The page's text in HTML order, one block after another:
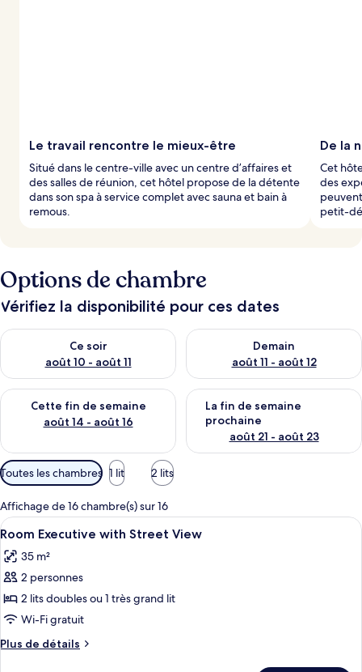
Le travail rencontre le mieux-être
Situé dans le centre-ville avec un centre d’affaires et
des salles de réunion, cet hôtel propose de la détente
dans son spa à service complet avec sauna et bain à
remous.
De la
Cet
des
petit-
Options de chambre
Vérifiez la disponibilité pour ces dates
Ce soir
août 10 - août 11
Vérifier la disponibilité pour ce soir août 10 - août 11
Demain
août 11 - août 12
Vérifier la disponibilité pour
Cette fin de semaine
août 14 - août 16
Vérifier la disponibilité pour cette fin de semaine août 14 -
La fin de semaine
prochaine
août 21 - août 23
Vérifier la disponibilité pour
Filtres
disponibles
pour
les
chambres
Toutes les chambres 1 lit 2 lits
Affichage de 16 chambre(s) sur 16
Afficher
toutes
les
photos
pour
ce
type
de
4
Room Executive with Street View
35 m²
2 personnes
2 lits doubles ou 1 très grand lit
Wi-Fi gratuit
Plus de détails
Plus